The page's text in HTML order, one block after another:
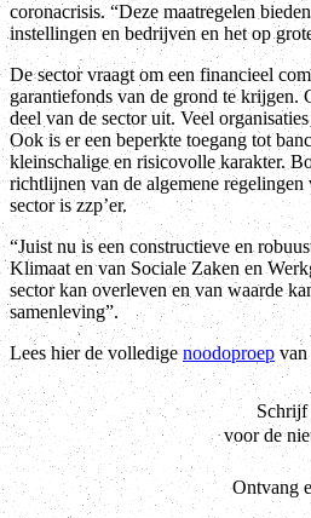
coronacrisis. “Deze maatregelen
instellingen en bedrijven en het op
De sector vraagt om een financieel
garantiefonds van de grond te krijgen.
deel van de sector uit. Veel
Ook is er een beperkte toegang tot
kleinschalige en risicovolle karakter.
richtlijnen van de algemene
sector is zzp’er.
“Juist nu is een constructieve en
Klimaat en van Sociale Zaken en
sector kan overleven en van waarde
samenleving”.
Lees hier de volledigenoodoproep van
Schrijf
voor de
Ontvang